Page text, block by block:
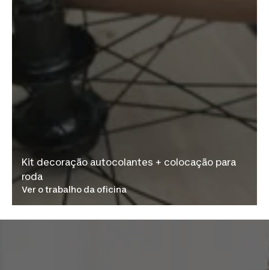
Kit decoração autocolantes + colocação para
roda
Ver o trabalho da oficina